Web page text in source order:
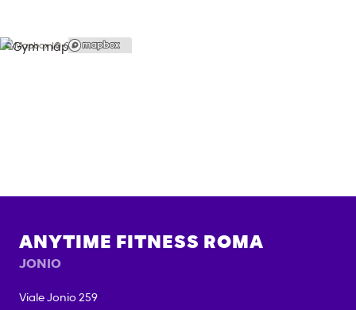
© Mapbox |© OpenStreetMap
ANYTIME FITNESS ROMA
JONIO
Viale Jonio 259